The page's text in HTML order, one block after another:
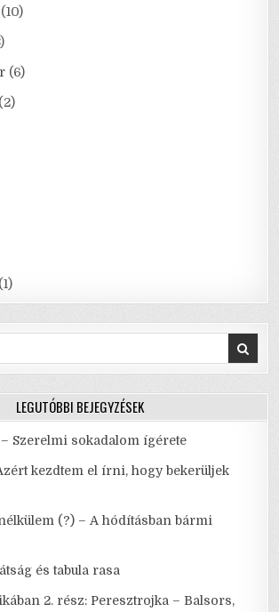
(10)
(6)
(2)
(1)
LEGUTÓBBI BEJEGYZÉSEK
Szerelmi sokadalom ígérete
kezdtem el írni, hogy bekerüljek
(?) – A hódításban bármi
és tabula rasa
2. rész: Peresztrojka – Balsors,